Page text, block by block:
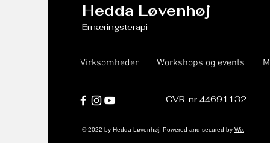
Hedda Løvenhøj
Ernæringsterapi
Virksomheder Workshops og events
CVR-nr 44691132
© 2022 by Hedda Løvenhøj. Powered and secured by Wix